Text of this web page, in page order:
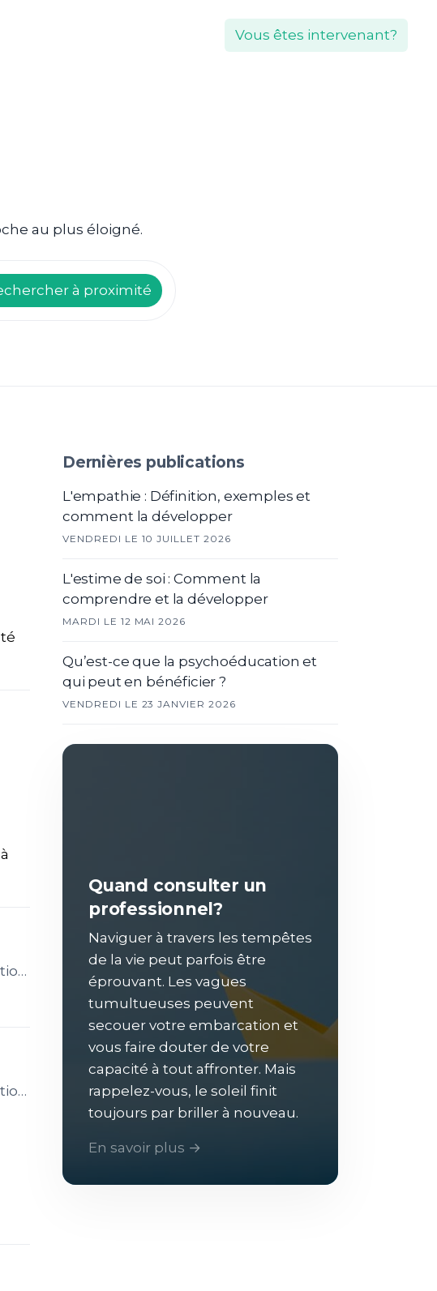
Vous êtes intervenant?
au plus éloigné.
à proximité
Dernières publications
L'empathie : Définition, exemples et
comment la développer
VENDREDI LE 10 JUILLET 2026
L'estime de soi : Comment la
comprendre et la développer
MARDI LE 12 MAI 2026
Qu’est-ce que la psychoéducation et
qui peut en bénéficier ?
VENDREDI LE 23 JANVIER 2026
Quand consulter un
professionnel?
Naviguer à travers les tempêtes
de la vie peut parfois être
éprouvant. Les vagues
tumultueuses peuvent
secouer votre embarcation et
vous faire douter de votre
capacité à tout affronter. Mais
rappelez-vous, le soleil finit
toujours par briller à nouveau.
En savoir plus →